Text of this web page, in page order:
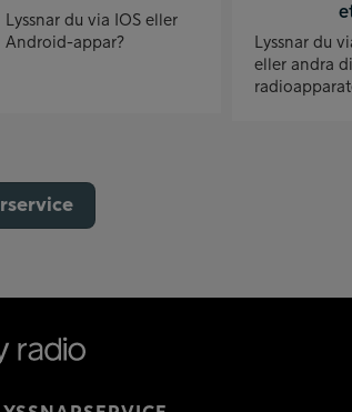
Lyssnar du via IOS eller
Android-appar?
Lyssnar du
eller andra